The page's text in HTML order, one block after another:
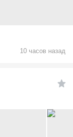
10 часов назад